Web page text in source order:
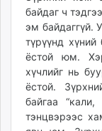
байдаг ч
эм байдаггүй.
түрүүнд хүний
ёстой юм.
хүчлийг нь
ёстой.
байгаа
тэнцвэрээс